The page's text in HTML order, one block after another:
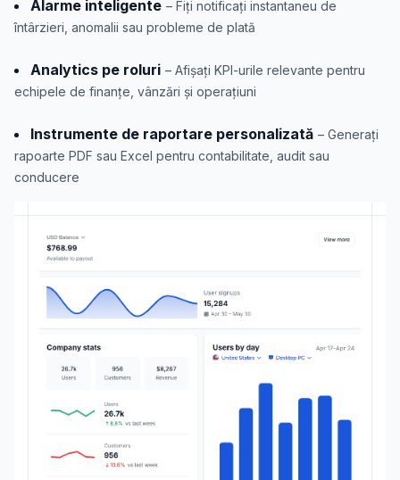
Alarme inteligente – Fiți notificați instantaneu de
întârzieri, anomalii sau probleme de plată
Analytics pe roluri – Afișați KPI-urile relevante pentru
echipele de finanțe, vânzări și operațiuni
Instrumente de raportare personalizată – Generați
rapoarte PDF sau Excel pentru contabilitate, audit sau
conducere